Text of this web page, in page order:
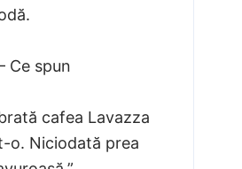
Ce spun
cafea Lavazza
o. Niciodată prea